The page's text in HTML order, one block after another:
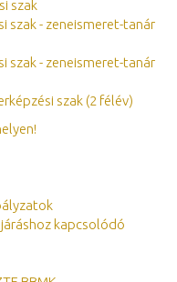
szak
szak - zeneismeret-tanár
szak - zeneismeret-tanár
szak (2 félév)
kapcsolódó